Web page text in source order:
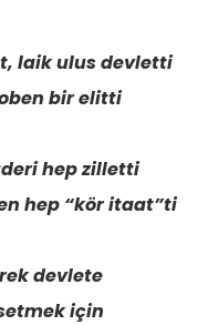
laik ulus devletti
bir elitti
hep zilletti
hep “kör itaat”ti
devlete
için